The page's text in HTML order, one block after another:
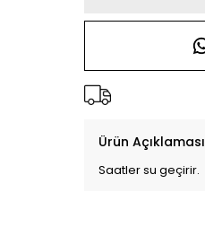
Ürün Açıklaması
Saatler su geçirir.